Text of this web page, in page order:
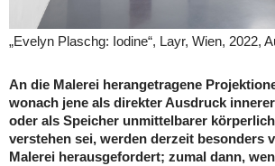
„Evelyn Plaschg: Iodine“, Layr, Wien, 2022,
An die Malerei herangetragene
wonach jene als direkter Ausdruck
oder als Speicher unmittelbarer
verstehen sei, werden derzeit besonders
Malerei herausgefordert; zumal dann,